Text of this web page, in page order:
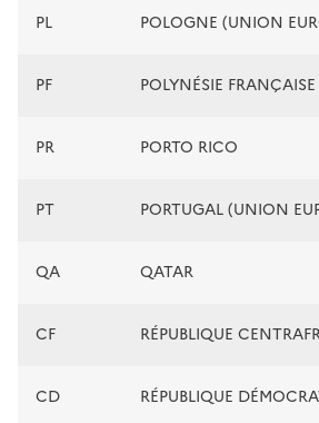
PL POLOGNE (UNION
PF POLYNÉSIE FRANÇAISE
PR PORTO RICO
PT PORTUGAL (UNION
QA QATAR
CF RÉPUBLIQUE
CD RÉPUBLIQUE